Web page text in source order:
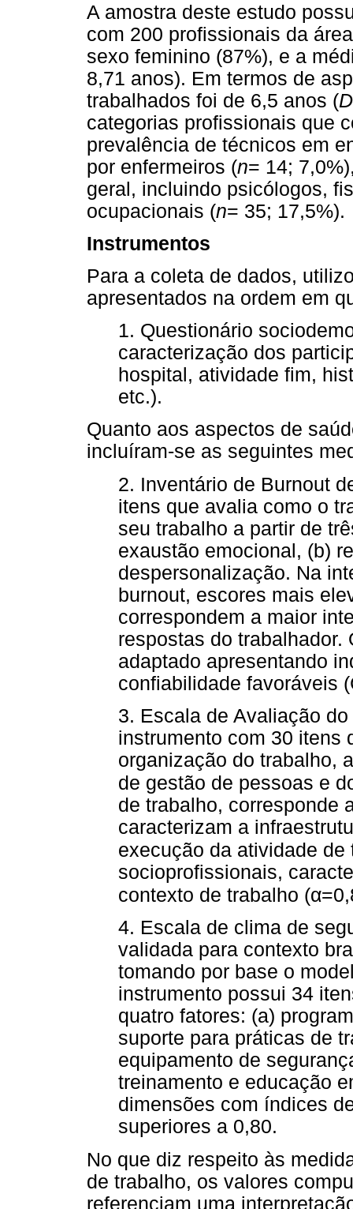
A amostra deste estudo
com 200 profissionais da
sexo feminino (87%), e a
8,71 anos). Em termos de
trabalhados foi de 6,5 anos (
categorias profissionais que
prevalência de técnicos em
por enfermeiros (n= 14;
geral, incluindo psicólogos,
ocupacionais (n= 35; 17,5%).
Instrumentos
Para a coleta de dados,
apresentados na ordem em
1. Questionário
caracterização dos
hospital, atividade fim,
etc.).
Quanto aos aspectos de
incluíram-se as seguintes
2. Inventário de Burnout
itens que avalia como o
seu trabalho a partir de
exaustão emocional, (b)
despersonalização. Na
burnout, escores mais
correspondem a maior
respostas do trabalhador.
adaptado apresentando
confiabilidade favoráveis
3. Escala de Avaliação
instrumento com 30 itens
organização do trabalho,
de gestão de pessoas e
de trabalho, corresponde
caracterizam a
execução da atividade de
socioprofissionais,
contexto de trabalho (α
4. Escala de clima de
validada para contexto
tomando por base o
instrumento possui 34
quatro fatores: (a)
suporte para práticas de
equipamento de
treinamento e educação
dimensões com índices
superiores a 0,80.
No que diz respeito às
de trabalho, os valores
referenciam uma